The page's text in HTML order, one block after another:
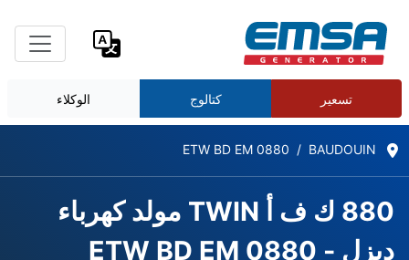
تسعير كتالوج الوكلاء
BAUDOUIN
ETW BD EM 0880
880 ك ف أ TWIN مولد كهرباء
ديزل - ETW BD EM 0880